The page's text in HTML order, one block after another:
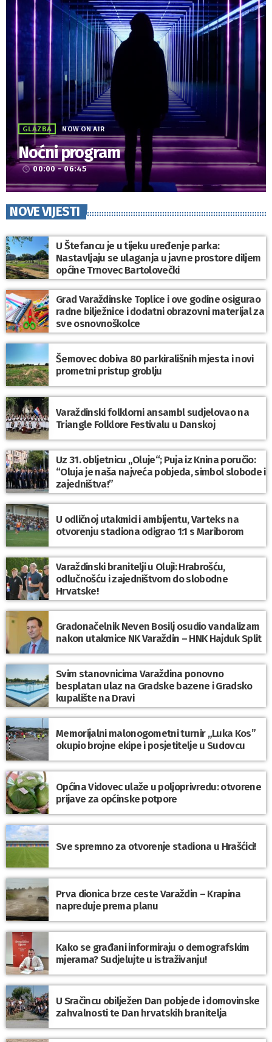
GLAZBA NOW ON AIR
Noćni program
access_time 00:00 - 06:45
NOVE VIJESTI
U Štefancu je u tijeku uređenje parka:
Nastavljaju se ulaganja u javne prostore diljem
općine Trnovec Bartolovečki
Grad Varaždinske Toplice i ove godine osigurao
radne bilježnice i dodatni obrazovni materijal za
sve osnovnoškolce
Šemovec dobiva 80 parkirališnih mjesta i novi
prometni pristup groblju
Varaždinski folklorni ansambl sudjelovao na
Triangle Folklore Festivalu u Danskoj
Uz 31. obljetnicu „Oluje“; Puja iz Knina poručio:
“Oluja je naša najveća pobjeda, simbol slobode i
zajedništva!”
U odličnoj utakmici i ambijentu, Varteks na
otvorenju stadiona odigrao 1:1 s Mariborom
Varaždinski branitelji u Oluji: Hrabrošću,
odlučnošću i zajedništvom do slobodne
Hrvatske!
Gradonačelnik Neven Bosilj osudio vandalizam
nakon utakmice NK Varaždin – HNK Hajduk Split
Svim stanovnicima Varaždina ponovno
besplatan ulaz na Gradske bazene i Gradsko
kupalište na Dravi
Memorijalni malonogometni turnir „Luka Kos”
okupio brojne ekipe i posjetitelje u Sudovcu
Općina Vidovec ulaže u poljoprivredu: otvorene
prijave za općinske potpore
Sve spremno za otvorenje stadiona u Hrašćici!
Prva dionica brze ceste Varaždin – Krapina
napreduje prema planu
Kako se građani informiraju o demografskim
mjerama? Sudjelujte u istraživanju!
U Sračincu obilježen Dan pobjede i domovinske
zahvalnosti te Dan hrvatskih branitelja